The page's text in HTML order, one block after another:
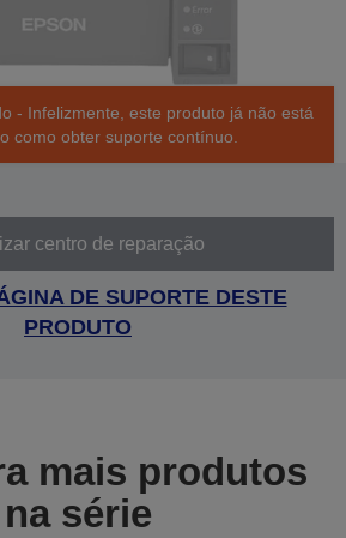
- Infelizmente, este produto já não está
como obter suporte contínuo.
centro de reparação
DE SUPORTE DESTE
PRODUTO
mais produtos
na série